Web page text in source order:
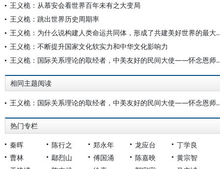
王义桅：从慕安会看世界百年未有之大变局
王义桅：跳出世界历史周期率
王义桅：为什么说构建人类命
王义桅：不断提升国家文化软实力和中华文化影响力
王义桅：国际关系理论的取经
相同主题阅读
王义桅：国际关系理论的取经
热门专栏
秦晖 陈行之 郑永年 龙应台
丁学良
曹林
鄢烈山 傅国涌 陈嘉映
黄宗智